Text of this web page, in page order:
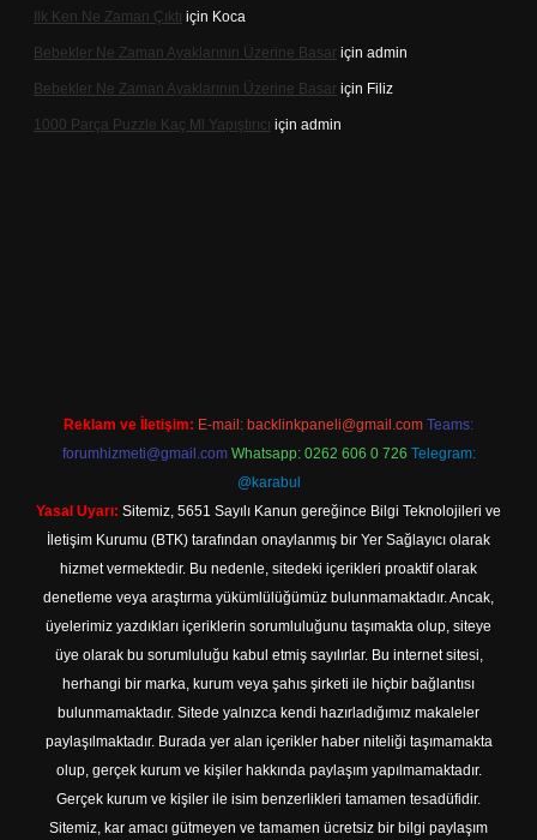
Ilk Ken Ne Zaman Çıktı için Koca
Bebekler Ne Zaman Ayaklarının Üzerine Basar için admin
Bebekler Ne Zaman Ayaklarının Üzerine Basar için Filiz
1000 Parça Puzzle Kaç Ml Yapıştırıcı için admin
Reklam ve İletişim: E-mail: backlinkpaneli@gmail.com Teams:
forumhizmeti@gmail.com Whatsapp: 0262 606 0 726 Telegram:
@karabul
Yasal Uyarı: Sitemiz, 5651 Sayılı Kanun gereğince Bilgi Teknolojileri ve
İletişim Kurumu (BTK) tarafından onaylanmış bir Yer Sağlayıcı olarak
hizmet vermektedir. Bu nedenle, sitedeki içerikleri proaktif olarak
denetleme veya araştırma yükümlülüğümüz bulunmamaktadır. Ancak,
üyelerimiz yazdıkları içeriklerin sorumluluğunu taşımakta olup, siteye
üye olarak bu sorumluluğu kabul etmiş sayılırlar. Bu internet sitesi,
herhangi bir marka, kurum veya şahıs şirketi ile hiçbir bağlantısı
bulunmamaktadır. Sitede yalnızca kendi hazırladığımız makaleler
paylaşılmaktadır. Burada yer alan içerikler haber niteliği taşımamakta
olup, gerçek kurum ve kişiler hakkında paylaşım yapılmamaktadır.
Gerçek kurum ve kişiler ile isim benzerlikleri tamamen tesadüfidir.
Sitemiz, kar amacı gütmeyen ve tamamen ücretsiz bir bilgi paylaşım